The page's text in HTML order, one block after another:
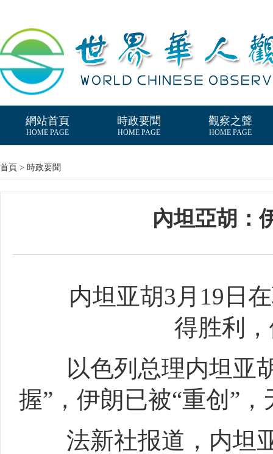
網站首頁
HOME PAGE
時政要聞
HOME PAGE
觀察之聲
HOME PAGE
首頁 > 時政要聞
內坦亞胡：
内坦亚胡3月19日在
得胜利
以色列总理内坦亚胡
握”，伊朗已被“重创”
法新社报道，内坦亚